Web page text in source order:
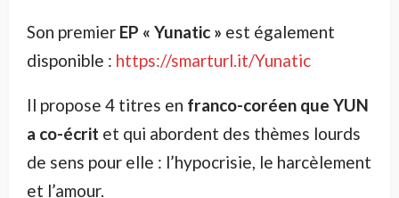
Son premier EP « Yunatic » est également
disponible : https://smarturl.it/Yunatic
Il propose 4 titres en franco-coréen que YUN
a co-écrit et qui abordent des thèmes lourds
de sens pour elle : l’hypocrisie, le harcèlement
et l’amour.